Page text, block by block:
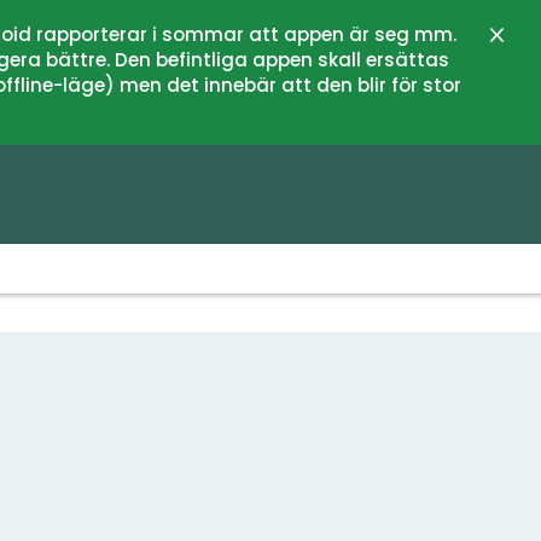
rapporterar i sommar att appen är seg mm.
bättre. Den befintliga appen skall ersättas
läge) men det innebär att den blir för stor